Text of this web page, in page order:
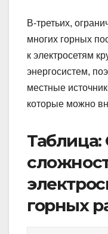
В-третьих,
многих горных
к электросетям
энергосистем,
местные
которые можно
горных